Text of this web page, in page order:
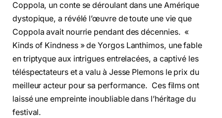
Coppola, un conte se déroulant dans une Amérique
dystopique, a révélé l’œuvre de toute une vie que
Coppola avait nourrie pendant des décennies. «
Kinds of Kindness » de Yorgos Lanthimos, une fable
en triptyque aux intrigues entrelacées, a captivé les
téléspectateurs et a valu à Jesse Plemons le prix du
meilleur acteur pour sa performance. Ces films ont
laissé une empreinte inoubliable dans l’héritage du
festival.